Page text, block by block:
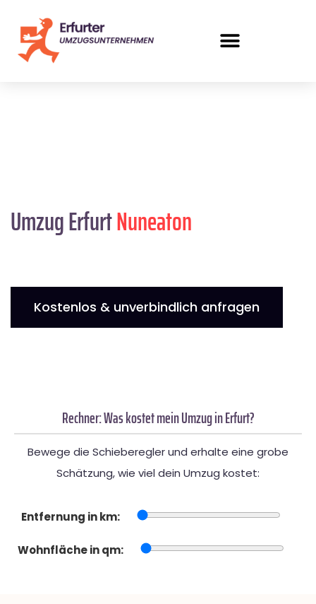
Umzug ErfurtNuneaton
Kostenlos & unverbindlich anfragen
Rechner: Was kostet mein Umzug in Erfurt?
Bewege die Schieberegler und erhalte eine grobe
Schätzung, wie viel dein Umzug kostet:
Entfernung in km:
Wohnfläche in qm: